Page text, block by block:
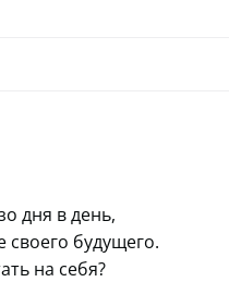
дня в день,
своего будущего.
на себя?